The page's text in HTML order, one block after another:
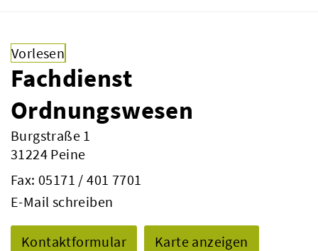
Vorlesen
Fachdienst
Ordnungswesen
Burgstraße 1
31224 Peine
Fax: 05171 / 401 7701
E-Mail schreiben
Kontaktformular Karte anzeigen